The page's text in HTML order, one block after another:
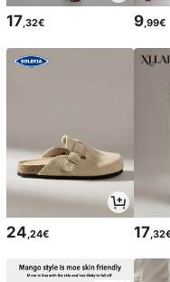
17,32€ 9,99€
24 ,24€ 17